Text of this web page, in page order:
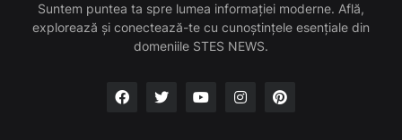
Suntem puntea ta spre lumea informației moderne. Află,
explorează și conectează-te cu cunoștințele esențiale din
domeniile STES NEWS.